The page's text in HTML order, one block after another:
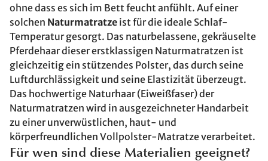
ohne dass es sich im Bett feucht anfühlt. Auf einer
solchen Naturmatratze ist für die ideale Schlaf-
Temperatur gesorgt. Das naturbelassene, gekräuselte
Pferdehaar dieser erstklassigen Naturmatratzen ist
gleichzeitig ein stützendes Polster, das durch seine
Luftdurchlässigkeit und seine Elastizität überzeugt.
Das hochwertige Naturhaar (Eiweißfaser) der
Naturmatratzen wird in ausgezeichneter Handarbeit
zu einer unverwüstlichen, haut- und
körperfreundlichen Vollpolster-Matratze verarbeitet.
Für wen sind diese Materialien geeignet?